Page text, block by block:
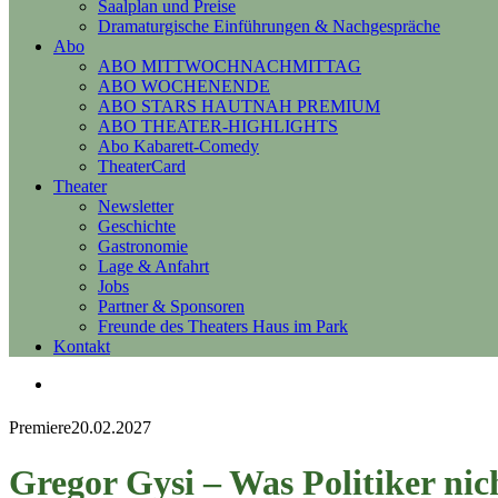
Saalplan und Preise
Dramaturgische Einführungen & Nachgespräche
Abo
ABO MITTWOCHNACHMITTAG
ABO WOCHENENDE
ABO STARS HAUTNAH PREMIUM
ABO THEATER-HIGHLIGHTS
Abo Kabarett-Comedy
TheaterCard
Theater
Newsletter
Geschichte
Gastronomie
Lage & Anfahrt
Jobs
Partner & Sponsoren
Freunde des Theaters Haus im Park
Kontakt
Premiere20.02.2027
Gregor Gysi – Was Politiker